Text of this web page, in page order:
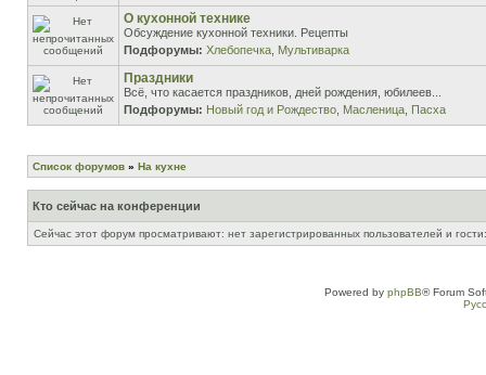
О кухонной технике
Обсуждение кухонной техники. Рецепты
Подфорумы: Хлебопечка Мультиварка
Праздники
Всё, что касается праздников, дней рождения, юбилеев...
Подфорумы: Новый год и Рождество Масленица Пасха
Список форумов » На кухне
Кто сейчас на конференции
Сейчас этот форум просматривают: нет зарегистрированных пользователей и
Powered by phpBB® Forum